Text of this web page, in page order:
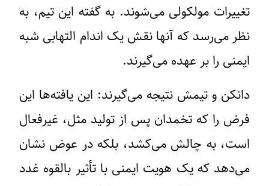
تغییرات مولکولی می‌شوند. به گفته این تیم، به
نظر می‌رسد که آنها نقش یک اندام التهابی شبه
ایمنی را بر عهده می‌گیرند.
دانکن و تیمش نتیجه می‌گیرند: این یافته‌ها این
فرض را که تخمدان پس از تولید مثل، غیرفعال
است، به چالش می‌کشد، بلکه در عوض نشان
می‌دهد که یک هویت ایمنی با تأثیر بالقوه غدد